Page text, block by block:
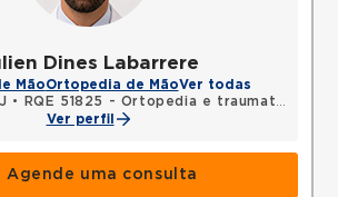
Dines Labarrere
MãoOrtopedia de MãoVer todas
• RQE 51825 - Ortopedia e traumatologia
Ver perfil
Agende uma consulta